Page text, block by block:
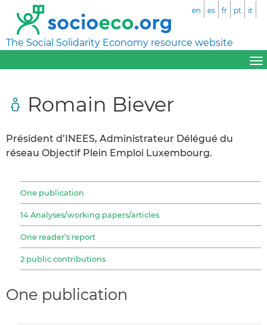
The Social Solidarity Economy resource website
en es fr pt it
Romain Biever
Président d’INEES, Administrateur Délégué du
réseau Objectif Plein Emploi Luxembourg.
One publication
14 Analyses/working papers/articles
One reader’s report
2 public contributions
One publication